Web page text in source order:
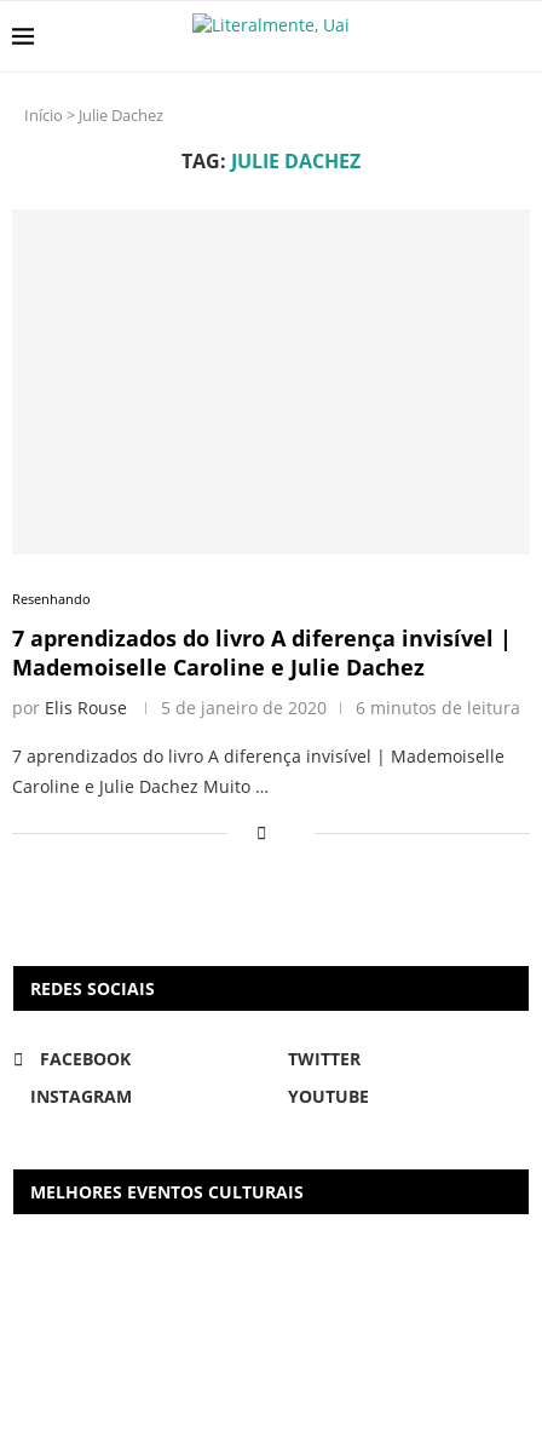
Início > Julie Dachez
TAG: JULIE DACHEZ
Resenhando
7 aprendizados do livro A diferença invisível |
Mademoiselle Caroline e Julie Dachez
por Elis Rouse 5 de janeiro de 2020 6 minutos de leitura
7 aprendizados do livro A diferença invisível | Mademoiselle
Caroline e Julie Dachez Muito …
REDES SOCIAIS
FACEBOOK
TWITTER
INSTAGRAM
YOUTUBE
MELHORES EVENTOS CULTURAIS